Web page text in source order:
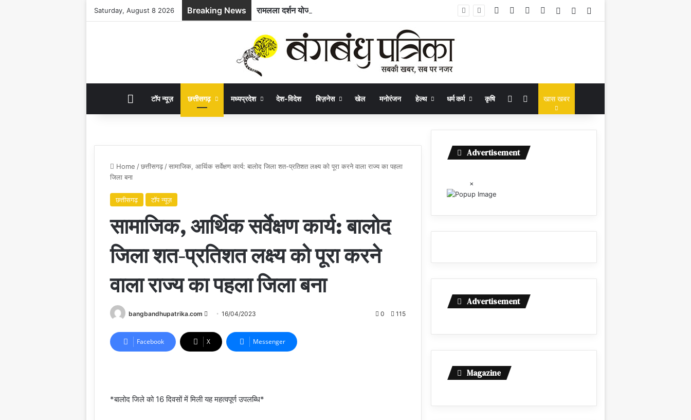
Saturday, August 8 2026 Breaking News Facebook YouTubeInstagram
Log InRandom Article
HOMEटॉप न्यूज़ छत्तीसगढ़ मध्यप्रदेश देश-विदेश बिज़नेस खेल मनोरंजन हेल्थ धर्म कर्म कृषि Random Article
Search for
खास खबर
Home /छत्तीसगढ़ /सामाजिक, आर्थिक सर्वेक्षण कार्य: बालोद जिला शत-प्रतिशत लक्ष्य को पूरा करने वाला राज्य का पहला
जिला बना
छत्तीसगढ़ टॉप न्यूज़
सामाजिक, आर्थिक सर्वेक्षण कार्य: बालोद
जिला शत-प्रतिशत लक्ष्य को पूरा करने
वाला राज्य का पहला जिला बना
bangbandhupatrika.com
Send
email
16/04/2023 0 115
Facebook X Messenger
*बालोद जिले को 16 दिवसों में मिली यह महत्वपूर्ण उपलब्धि*
Advertisement
×
Advertisement
Magazine